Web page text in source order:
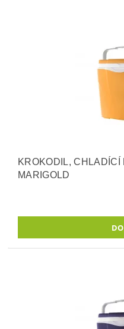
KROKODIL, CHLADÍCÍ
MARIGOLD